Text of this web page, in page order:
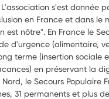
s'est donnée
en France et dans le
est nôtre". En France le
d'urgence (alimentaire,
terme (insertion sociale
en préservant la
le Secours Populaire
31 permanents et plus